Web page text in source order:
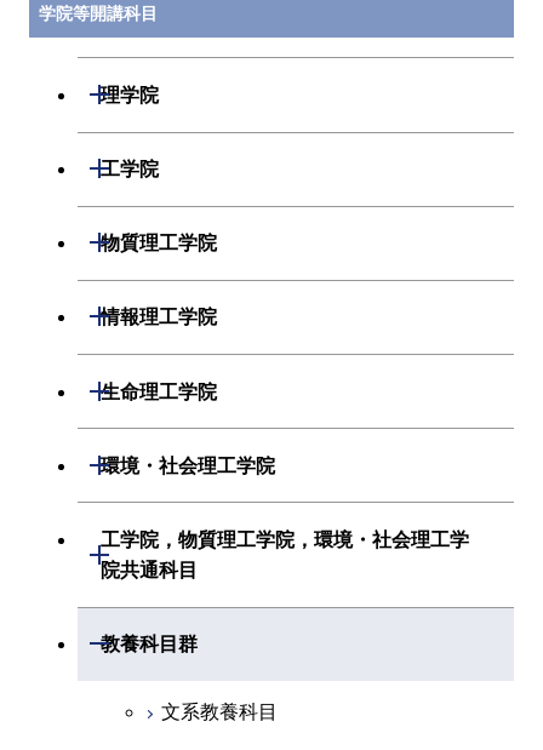
学院等開講科目
理学院
開閉
化学系
初年次専門科目
創造プロセス科目
共通専門科目
工学院
開閉
機械系
電気電子系
経営工学系
初年次専門科目
創造プロセス科目
物質理工学院
開閉
材料系
初年次専門科目
共通専門科目
情報理工学院
開閉
数理・計算科学系
初年次専門科目
創造プロセス科目
共通専門科目
生命理工学院
開閉
生命理工学系
創造プロセス科目
共通専門科目
環境・社会理工学院
開閉
建築学系
融合理工学系
初年次専門科目
工学院，物質理工学院，環境・社会理工学
院共通科目
開閉
工学院，物質理工学院，環境・社会
教養科目群
開閉
文系教養科目